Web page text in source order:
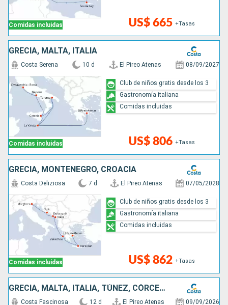
Comidas incluidas US$ 665 +Tasas
GRECIA, MALTA, ITALIA
Comidas incluidas
Costa Serena 10 d El Pireo Atenas 08/09/2027
US$ 806 +Tasas
Club de niños gratis desde los 3
Gastronomía italiana
Comidas incluidas
GRECIA, MONTENEGRO, CROACIA
Comidas incluidas
Costa Deliziosa 7 d El Pireo Atenas 07/05/2028
US$ 862 +Tasas
Club de niños gratis desde los 3
Gastronomía italiana
Comidas incluidas
GRECIA, MALTA, ITALIA, TÚNEZ, CÓRCEGA (FRANCIA)
Costa Fascinosa 12 d El Pireo Atenas 09/09/2026